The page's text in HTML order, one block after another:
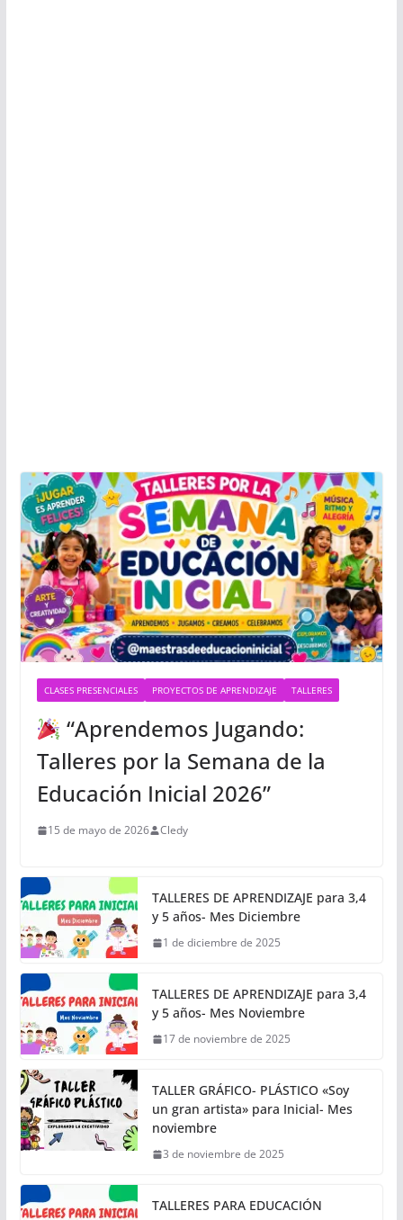
CLASES PRESENCIALES PROYECTOS DE APRENDIZAJE TALLERES
“Aprendemos Jugando:
Talleres por la Semana de la
Educación Inicial 2026”
15 de mayo de 2026 Cledy
TALLERES DE APRENDIZAJE para 3,4
y 5 años- Mes Diciembre
1 de diciembre de 2025
TALLERES DE APRENDIZAJE para 3,4
y 5 años- Mes Noviembre
17 de noviembre de 2025
TALLER GRÁFICO- PLÁSTICO «Soy
un gran artista» para Inicial- Mes
noviembre
3 de noviembre de 2025
TALLERES PARA EDUCACIÓN